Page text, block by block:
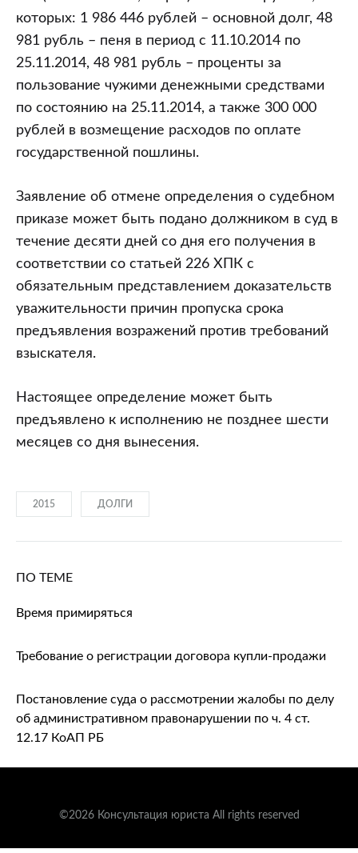
которых: 1 986 446 рублей – основной долг, 48
981 рубль – пеня в период с 11.10.2014 по
25.11.2014, 48 981 рубль – проценты за
пользование чужими денежными средствами
по состоянию на 25.11.2014, а также 300 000
рублей в возмещение расходов по оплате
государственной пошлины.
Заявление об отмене определения о судебном
приказе может быть подано должником в суд в
течение десяти дней со дня его получения в
соответствии со статьей 226 ХПК с
обязательным представлением доказательств
уважительности причин пропуска срока
предъявления возражений против требований
взыскателя.
Настоящее определение может быть
предъявлено к исполнению не позднее шести
месяцев со дня вынесения.
2015 ДОЛГИ
ПО ТЕМЕ
Время примиряться
Требование о регистрации договора купли-продажи
Постановление суда о рассмотрении жалобы по делу
об административном правонарушении по ч. 4 ст.
12.17 КоАП РБ
©2026 Консультация юриста All rights reserved